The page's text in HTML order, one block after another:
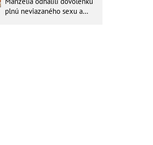
plnú neviazaného sexu a